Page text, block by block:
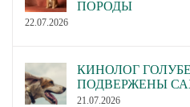
ПОРОДЫ
22.07.2026
КИНОЛОГ
ПОДВЕРЖЕНЫ
21.07.2026